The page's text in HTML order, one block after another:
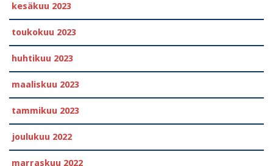
kesäkuu 2023
toukokuu 2023
huhtikuu 2023
maaliskuu 2023
tammikuu 2023
joulukuu 2022
marraskuu 2022